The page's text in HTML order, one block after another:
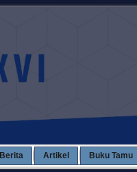
Berita Artikel Buku Tamu